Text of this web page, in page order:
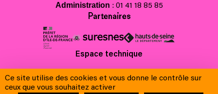
Administration : 01 41 18 85 85
Partenaires
Espace technique
Contacts
Ce site utilise des cookies et vous donne le contrôle sur
ceux que vous souhaitez activer